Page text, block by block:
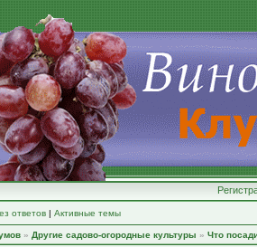
ответов | Активные темы
» Другие садово-огородные культуры » Что